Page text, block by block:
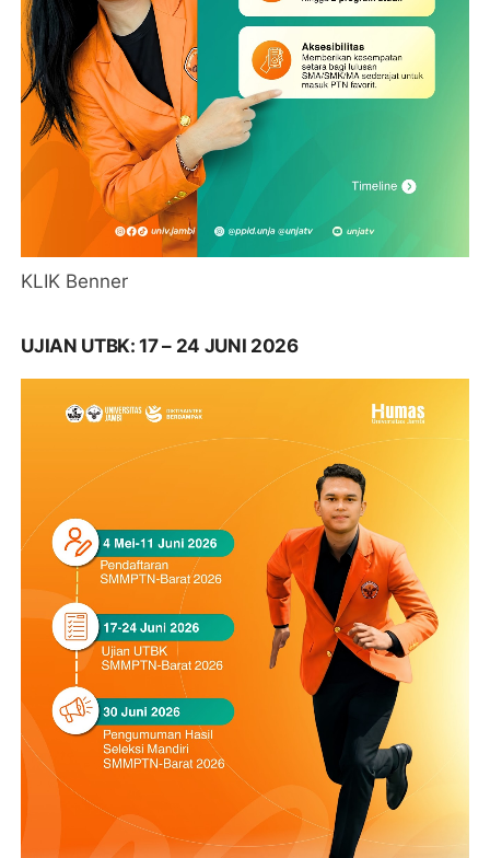
KLIK Benner
UJIAN UTBK: 17 – 24 JUNI 2026